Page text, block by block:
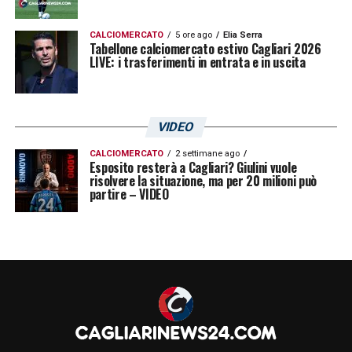
CALCIOMERCATO 5 ore ago Elia Serra
Tabellone calciomercato estivo Cagliari 2026
LIVE: i trasferimenti in entrata e in uscita
VIDEO
CALCIOMERCATO 2 settimane ago
Esposito resterà a Cagliari? Giulini vuole
risolvere la situazione, ma per 20 milioni può
partire – VIDEO